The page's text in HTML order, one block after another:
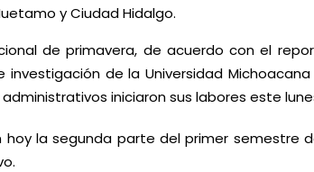
y Ciudad Hidalgo.
de primavera, de acuerdo con el
de la Universidad
iniciaron sus labores este
hoy la segunda parte del primer semestre